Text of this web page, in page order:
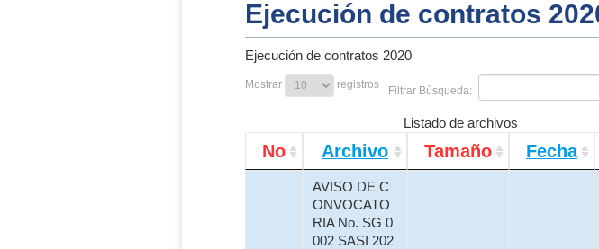
Ejecución de contratos
Ejecución de contratos 2020
Mostrar registros Filtrar Búsqueda:
Listado de archivos
No Archivo Tamaño Fecha
AVISO DE C
ONVOCATO
RIA No. SG 0
002 SASI 202